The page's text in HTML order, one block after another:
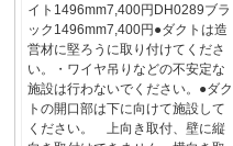
イト1496mm7,400円DH0289ブラ
ック1496mm7,400円●ダクトは造
営材に堅ろうに取り付けてくださ
い。・ワイヤ吊りなどの不安定な
施設は行わないでください。●ダク
トの開口部は下に向けて施設して
ください。 上向き取付、壁に縦